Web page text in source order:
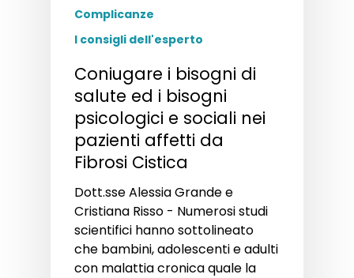
Complicanze
I consigli dell'esperto
Coniugare i bisogni di
salute ed i bisogni
psicologici e sociali nei
pazienti affetti da
Fibrosi Cistica
Dott.sse Alessia Grande e
Cristiana Risso - Numerosi studi
scientifici hanno sottolineato
che bambini, adolescenti e adulti
con malattia cronica quale la